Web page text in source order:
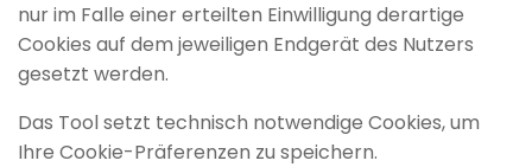
nur im Falle einer erteilten Einwilligung derartige
Cookies auf dem jeweiligen Endgerät des Nutzers
gesetzt werden.
Das Tool setzt technisch notwendige Cookies, um
Ihre Cookie-Präferenzen zu speichern.